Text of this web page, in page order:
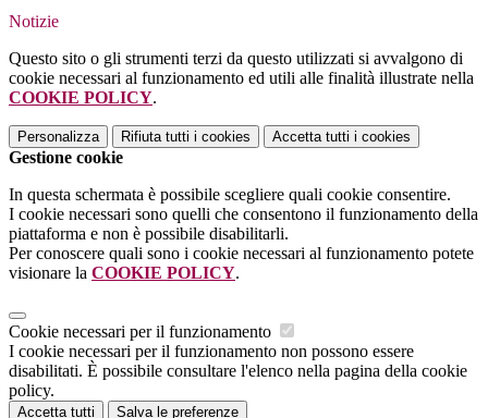
Notizie
Questo sito o gli strumenti terzi da questo utilizzati si avvalgono di
cookie necessari al funzionamento ed utili alle finalità illustrate nella
COOKIE POLICY.
Personalizza Rifiuta tutti i cookies Accetta tutti i cookies
Gestione cookie
In questa schermata è possibile scegliere quali cookie consentire.
I cookie necessari sono quelli che consentono il funzionamento della
piattaforma e non è possibile disabilitarli.
Per conoscere quali sono i cookie necessari al funzionamento potete
visionare la COOKIE POLICY.
Cookie necessari per il funzionamento
I cookie necessari per il funzionamento non possono essere
disabilitati. È possibile consultare l'elenco nella pagina della cookie
policy.
Accetta tutti Salva le preferenze